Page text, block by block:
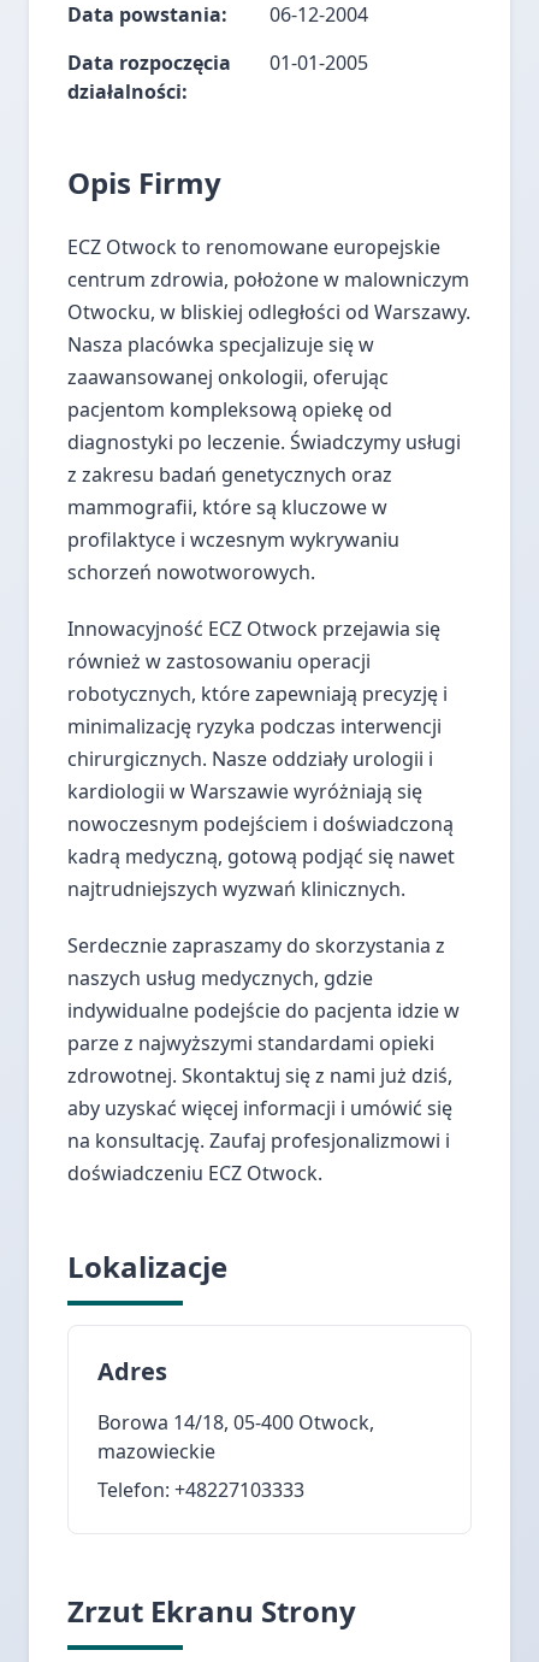
Data powstania:
06-12-2004
Data rozpoczęcia
działalności:
01-01-2005
Opis Firmy
ECZ Otwock to renomowane europejskie
centrum zdrowia, położone w malowniczym
Otwocku, w bliskiej odległości od Warszawy.
Nasza placówka specjalizuje się w
zaawansowanej onkologii, oferując
pacjentom kompleksową opiekę od
diagnostyki po leczenie. Świadczymy usługi
z zakresu badań genetycznych oraz
mammografii, które są kluczowe w
profilaktyce i wczesnym wykrywaniu
schorzeń nowotworowych.
Innowacyjność ECZ Otwock przejawia się
również w zastosowaniu operacji
robotycznych, które zapewniają precyzję i
minimalizację ryzyka podczas interwencji
chirurgicznych. Nasze oddziały urologii i
kardiologii w Warszawie wyróżniają się
nowoczesnym podejściem i doświadczoną
kadrą medyczną, gotową podjąć się nawet
najtrudniejszych wyzwań klinicznych.
Serdecznie zapraszamy do skorzystania z
naszych usług medycznych, gdzie
indywidualne podejście do pacjenta idzie w
parze z najwyższymi standardami opieki
zdrowotnej. Skontaktuj się z nami już dziś,
aby uzyskać więcej informacji i umówić się
na konsultację. Zaufaj profesjonalizmowi i
doświadczeniu ECZ Otwock.
Lokalizacje
Adres
Borowa 14/18, 05-400 Otwock,
mazowieckie
Telefon: +48227103333
Zrzut Ekranu Strony